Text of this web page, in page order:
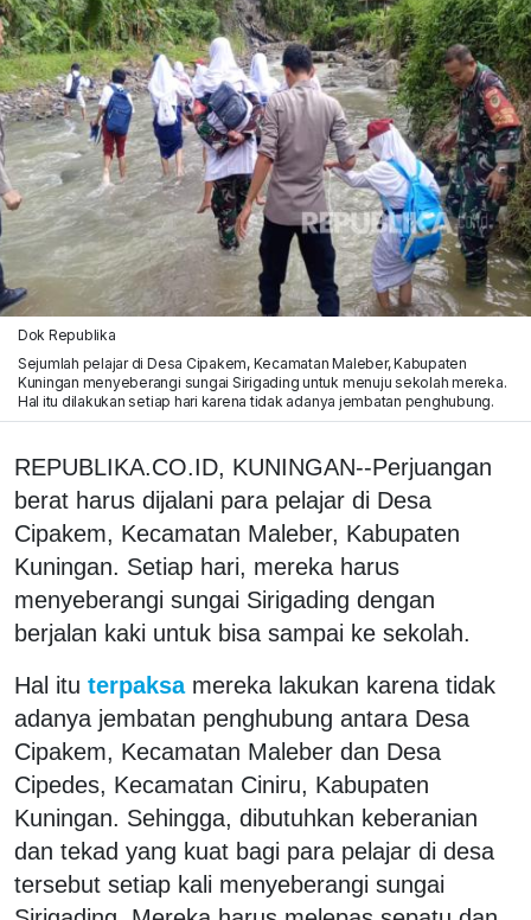
Dok Republika
Sejumlah pelajar di Desa Cipakem, Kecamatan Maleber, Kabupaten
Kuningan menyeberangi sungai Sirigading untuk menuju sekolah mereka.
Hal itu dilakukan setiap hari karena tidak adanya jembatan penghubung.
REPUBLIKA.CO.ID, KUNINGAN--Perjuangan
berat harus dijalani para pelajar di Desa
Cipakem, Kecamatan Maleber, Kabupaten
Kuningan. Setiap hari, mereka harus
menyeberangi sungai Sirigading dengan
berjalan kaki untuk bisa sampai ke sekolah.
Hal itu terpaksa mereka lakukan karena tidak
adanya jembatan penghubung antara Desa
Cipakem, Kecamatan Maleber dan Desa
Cipedes, Kecamatan Ciniru, Kabupaten
Kuningan. Sehingga, dibutuhkan keberanian
dan tekad yang kuat bagi para pelajar di desa
tersebut setiap kali menyeberangi sungai